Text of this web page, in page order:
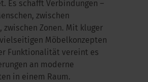
Es schafft Verbindungen –
zwischen
zwischen Zonen. Mit kluger
Möbelkonzepten
Funktionalität vereint es
an moderne
in einem Raum.